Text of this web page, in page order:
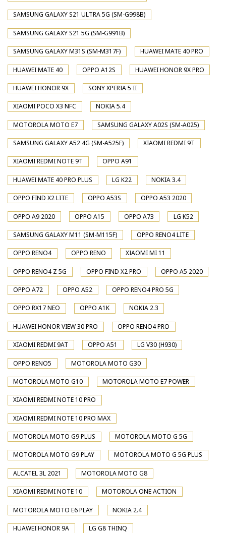
SAMSUNG GALAXY S21 ULTRA 5G (SM-G998B)
SAMSUNG GALAXY S21 5G (SM-G991B)
SAMSUNG GALAXY M31S (SM-M317F) HUAWEI MATE 40 PRO
HUAWEI MATE 40 OPPO A12S HUAWEI HONOR 9X PRO
HUAWEI HONOR 9X SONY XPERIA 5 II
XIAOMI POCO X3 NFC NOKIA 5.4
MOTOROLA MOTO E7 SAMSUNG GALAXY A02S (SM-A025)
SAMSUNG GALAXY A52 4G (SM-A525F) XIAOMI REDMI 9T
XIAOMI REDMI NOTE 9T OPPO A91
HUAWEI MATE 40 PRO PLUS LG K22 NOKIA 3.4
OPPO FIND X2 LITE OPPO A53S OPPO A53 2020
OPPO A9 2020 OPPO A15 OPPO A73 LG K52
SAMSUNG GALAXY M11 (SM-M115F) OPPO RENO4 LITE
OPPO RENO4 OPPO RENO XIAOMI MI 11
OPPO RENO4 Z 5G OPPO FIND X2 PRO OPPO A5 2020
OPPO A72 OPPO A52 OPPO RENO4 PRO 5G
OPPO RX17 NEO OPPO A1K NOKIA 2.3
HUAWEI HONOR VIEW 30 PRO OPPO RENO4 PRO
XIAOMI REDMI 9AT OPPO A51 LG V30 (H930)
OPPO RENO5 MOTOROLA MOTO G30
MOTOROLA MOTO G10 MOTOROLA MOTO E7 POWER
XIAOMI REDMI NOTE 10 PRO
XIAOMI REDMI NOTE 10 PRO MAX
MOTOROLA MOTO G9 PLUS MOTOROLA MOTO G 5G
MOTOROLA MOTO G9 PLAY MOTOROLA MOTO G 5G PLUS
ALCATEL 3L 2021 MOTOROLA MOTO G8
XIAOMI REDMI NOTE 10 MOTOROLA ONE ACTION
MOTOROLA MOTO E6 PLAY NOKIA 2.4
HUAWEI HONOR 9A LG G8 THINQ